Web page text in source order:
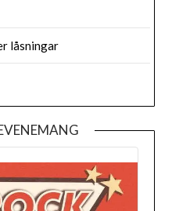
låsningar